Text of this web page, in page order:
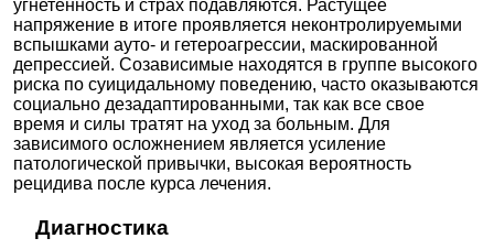
угнетенность и страх подавляются. Растущее
напряжение в итоге проявляется неконтролируемыми
вспышками ауто- и гетероагрессии, маскированной
депрессией. Созависимые находятся в группе высокого
риска по суицидальному поведению, часто оказываются
социально дезадаптированными, так как все свое
время и силы тратят на уход за больным. Для
зависимого осложнением является усиление
патологической привычки, высокая вероятность
рецидива после курса лечения.
Диагностика